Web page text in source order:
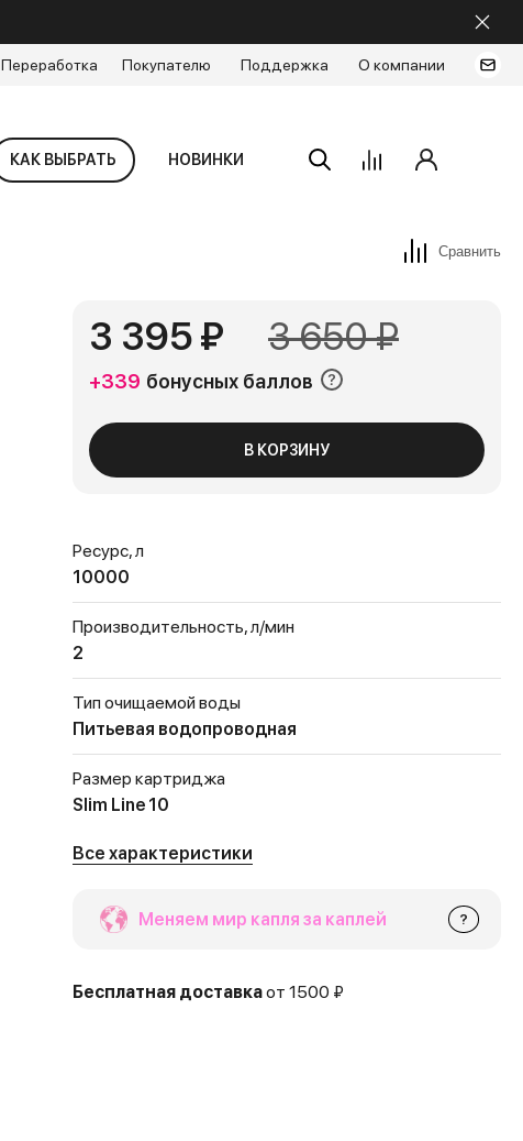
Переработка Покупателю Поддержка О компании
КАК ВЫБРАТЬ НОВИНКИ
Сравнить
3 395 ₽ 3 650 ₽
+339 бонусных баллов
В КОРЗИНУ
Ресурс, л
10000
Производительность, л/мин
2
Тип очищаемой воды
Питьевая водопроводная
Размер картриджа
Slim Line 10
Все характеристики
Меняем мир капля за каплей ?
Бесплатная доставкаот 1500 ₽